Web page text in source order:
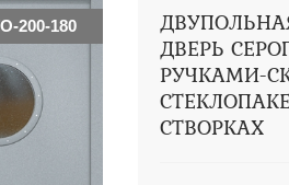
технические двери(178)
200-180
ДВЕРЬ
РУЧКАМИ-
СТВОРКАХ